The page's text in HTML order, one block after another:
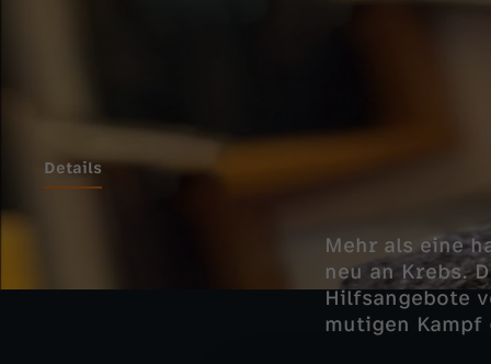
Details
Mehr als eine
neu an Krebs.
Hilfsangebote
mutigen Kampf